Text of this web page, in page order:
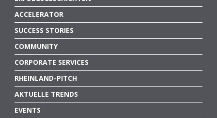
ACCELERATOR
SUCCESS STORIES
COMMUNITY
CORPORATE SERVICES
RHEINLAND-PITCH
AKTUELLE TRENDS
EVENTS